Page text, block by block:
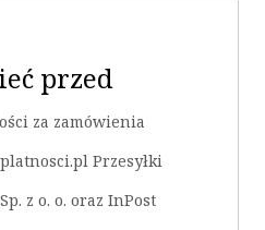
przed
za zamówienia
Przesyłki
z o. o. oraz InPost